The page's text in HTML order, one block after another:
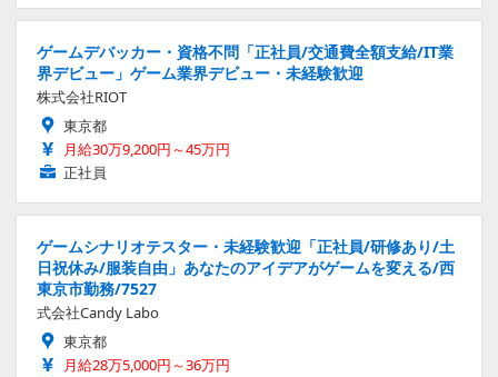
ゲームデバッカー・資格不問「正社員/交通費全額支給/IT業
界デビュー」ゲーム業界デビュー・未経験歓迎
株式会社RIOT
東京都
月給30万9,200円～45万円
正社員
ゲームシナリオテスター・未経験歓迎「正社員/研修あり/土
日祝休み/服装自由」あなたのアイデアがゲームを変える/西
東京市勤務/7527
式会社Candy Labo
東京都
月給28万5,000円～36万円